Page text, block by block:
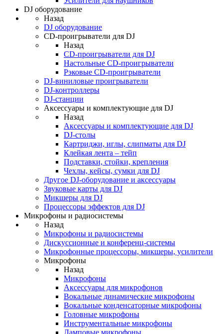
DJ оборудование
Назад
DJ оборудование
CD-проигрыватели для DJ
Назад
CD-проигрыватели для DJ
Настольные CD-проигрыватели
Рэковые CD-проигрыватели
DJ-виниловые проигрыватели
DJ-контроллеры
DJ-станции
Аксессуары и комплектующие для DJ
Назад
Аксессуары и комплектующие для DJ
DJ-столы
Картриджи, иглы, слипматы для DJ
Клейкая лента – тейп
Подставки, стойки, крепления
Чехлы, кейсы, сумки для DJ
Другое DJ-оборудование и аксессуары
Звуковые карты для DJ
Микшеры для DJ
Процессоры эффектов для DJ
Микрофоны и радиосистемы
Назад
Микрофоны и радиосистемы
Дискуссионные и конференц-системы
Микрофонные процессоры, микшеры, усилители
Микрофоны
Назад
Микрофоны
Аксессуары для микрофонов
Вокальные динамические микрофоны
Вокальные конденсаторные микрофоны
Головные микрофоны
Инструментальные микрофоны
Ламповые микрофоны